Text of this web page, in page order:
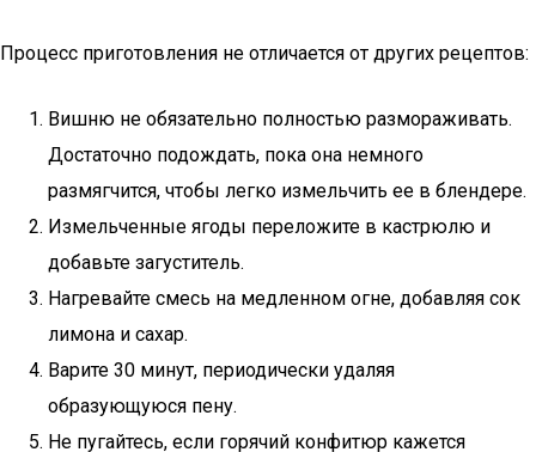
Процесс приготовления не отличается от других рецептов:
Вишню не обязательно полностью размораживать.
Достаточно подождать, пока она немного
размягчится, чтобы легко измельчить ее в блендере.
Измельченные ягоды переложите в кастрюлю и
добавьте загуститель.
Нагревайте смесь на медленном огне, добавляя сок
лимона и сахар.
Варите 30 минут, периодически удаляя
образующуюся пену.
Не пугайтесь, если горячий конфитюр кажется